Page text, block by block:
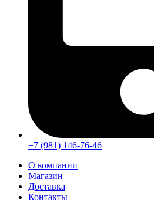
+7 (981) 146-76-46
О компании
Магазин
Доставка
Контакты